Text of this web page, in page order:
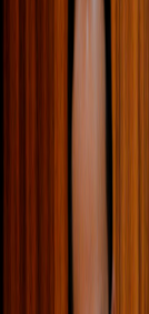
Literasi